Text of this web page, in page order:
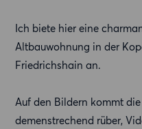
Ich biete hier eine
Altbauwohnung in der
Friedrichshain an.
Auf den Bildern kommt
demenstrechend rüber,